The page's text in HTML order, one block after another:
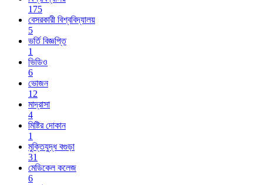
175
বেসরকারী বিশ্ববিদ্যালয়
5
ভর্তি বিজ্ঞপ্তি
1
ভিডিও
6
ভোজন
12
মাদ্রাসা
4
মিষ্টির দোকান
1
মুক্তিযুদ্ধ বগুড়া
31
মেডিকেল কলেজ
6